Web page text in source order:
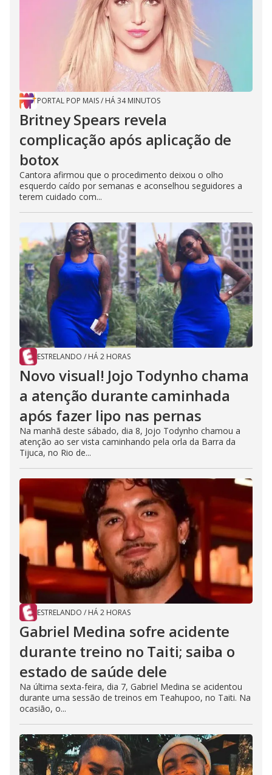
PORTAL POP MAIS/ HÁ 34 MINUTOS
Britney Spears revela
complicação após aplicação de
botox
Cantora afirmou que o procedimento deixou o olho
esquerdo caído por semanas e aconselhou seguidores a
terem cuidado com...
ESTRELANDO / HÁ 2 HORAS
Novo visual! Jojo Todynho chama
a atenção durante caminhada
após fazer lipo nas pernas
Na manhã deste sábado, dia 8, Jojo Todynho chamou a
atenção ao ser vista caminhando pela orla da Barra da
Tijuca, no Rio de...
ESTRELANDO / HÁ 2 HORAS
Gabriel Medina sofre acidente
durante treino no Taiti; saiba o
estado de saúde dele
Na última sexta-feira, dia 7, Gabriel Medina se acidentou
durante uma sessão de treinos em Teahupoo, no Taiti. Na
ocasião, o...